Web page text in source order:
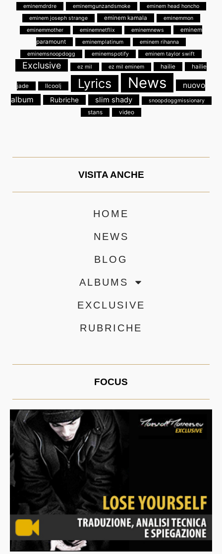
eminemdrdre eminemgunzandsmoke
eminem head honcho
eminem joseph strange
eminem kamala
eminemmon
eminemmother
eminemnetflix eminemnews
eminem
paramount
eminemplatinum
eminem rihanna
eminemsnoopdogg
eminemspotify eminem taylor swift
Exclusive ez mil ez mil eminem hailie hailie
jade llcoolj Lyrics News
nuovo
album
Rubriche slim shady snoopdoggmissionary
stans video
VISITA ANCHE
HOME
NEWS
BLOG
ALBUMS
EXCLUSIVE
RUBRICHE
FOCUS